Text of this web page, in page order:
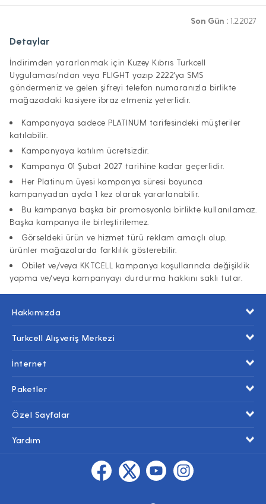
Son Gün : 1.2.2027
Detaylar
İndirimden yararlanmak için Kuzey Kıbrıs Turkcell
Uygulaması'ndan veya FLIGHT yazıp 2222'ya SMS
göndermeniz ve gelen şifreyi telefon numaranızla birlikte
mağazadaki kasiyere ibraz etmeniz yeterlidir.
Kampanyaya sadece PLATINUM tarifesindeki müşteriler
katılabilir.
Kampanyaya katılım ücretsizdir.
Kampanya 01 Şubat 2027 tarihine kadar geçerlidir.
Her Platinum üyesi kampanya süresi boyunca
kampanyadan ayda 1 kez olarak yararlanabilir.
Bu kampanya başka bir promosyonla birlikte kullanılamaz.
Başka kampanya ile birleştirilemez.
Görseldeki ürün ve hizmet türü reklam amaçlı olup,
ürünler mağazalarda farklılık gösterebilir.
Obilet ve/veya KKTCELL kampanya koşullarında değişiklik
yapma ve/veya kampanyayı durdurma hakkını saklı tutar.
Hakkımızda
Turkcell Alışveriş Merkezi
İnternet
Paketler
Özel Sayfalar
Yardım